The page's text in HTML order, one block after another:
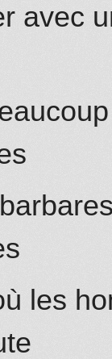
avec
les